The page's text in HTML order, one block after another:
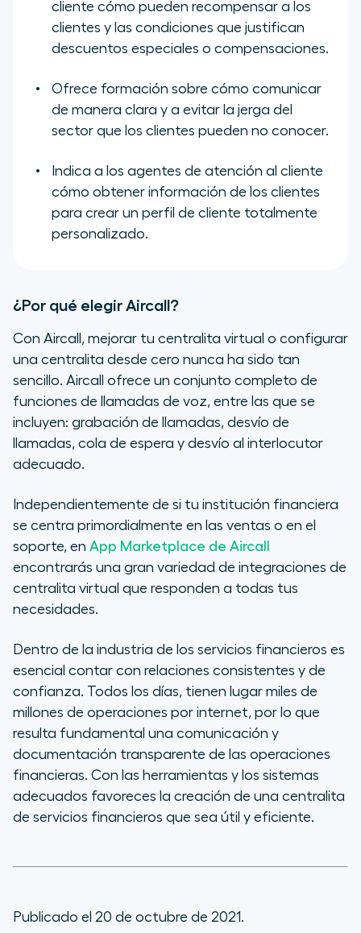
cliente cómo pueden recompensar a los
clientes y las condiciones que justifican
descuentos especiales o compensaciones.
Ofrece formación sobre cómo comunicar
de manera clara y a evitar la jerga del
sector que los clientes pueden no conocer.
Indica a los agentes de atención al cliente
cómo obtener información de los clientes
para crear un perfil de cliente totalmente
personalizado.
¿Por qué elegir Aircall?
Con Aircall, mejorar tu centralita virtual o configurar
una centralita desde cero nunca ha sido tan
sencillo. Aircall ofrece un conjunto completo de
funciones de llamadas de voz, entre las que se
incluyen: grabación de llamadas, desvío de
llamadas, cola de espera y desvío al interlocutor
adecuado.
Independientemente de si tu institución financiera
se centra primordialmente en las ventas o en el
soporte, en App Marketplace de Aircall
encontrarás una gran variedad de integraciones de
centralita virtual que responden a todas tus
necesidades.
Dentro de la industria de los servicios financieros es
esencial contar con relaciones consistentes y de
confianza. Todos los días, tienen lugar miles de
millones de operaciones por internet, por lo que
resulta fundamental una comunicación y
documentación transparente de las operaciones
financieras. Con las herramientas y los sistemas
adecuados favoreces la creación de una centralita
de servicios financieros que sea útil y eficiente.
Publicado el 20 de octubre de 2021.